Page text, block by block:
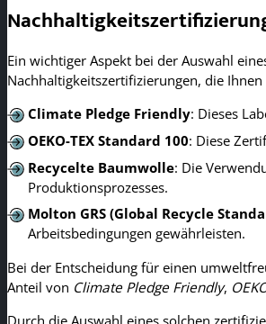
Ein wichtiger Aspekt bei der Auswahl
Nachhaltigkeitszertifizierungen, die
Climate Pledge Friendly: Dieses
OEKO-TEX Standard 100: Diese
Recycelte Baumwolle: Die
Produktionsprozesses.
Molton GRS (Global Recycle
Arbeitsbedingungen gewährleisten.
Bei der Entscheidung für einen
Anteil von Climate Pledge Friendly,